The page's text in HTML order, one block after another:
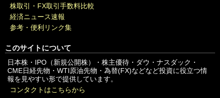
株取引・FX取引手数料比較
経済ニュース速報
参考・便利リンク集
このサイトについて
日本株・IPO（新規公開株）・株主優待・ダウ・ナスダック・
CME日経先物・WTI原油先物・為替(FX)などなど投資に役立つ情
報を見やすい形で提供しています。
コンタクトはこちらから